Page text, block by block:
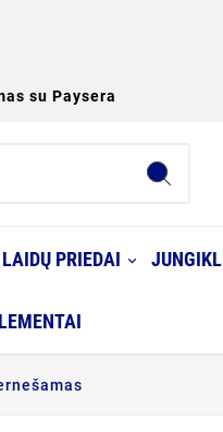
su Paysera
PRIEDAI